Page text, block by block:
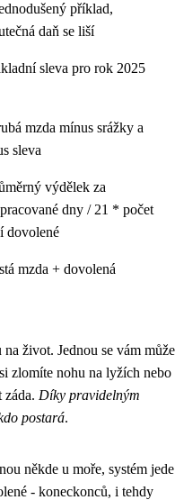
příklad,
daň se liší
sleva pro rok 2025
mzda mínus srážky a
sleva
výdělek za
dny / 21 * počet
dovolené
mzda + dovolená
život. Jednou se vám může
zlomíte nohu na lyžích nebo
záda. Díky pravidelným
postará.
někde u moře, systém jede
- koneckonců, i tehdy